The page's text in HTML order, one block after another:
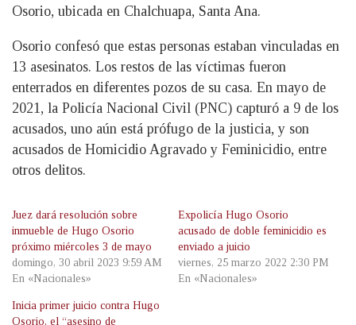
Osorio, ubicada en Chalchuapa, Santa Ana.
Osorio confesó que estas personas estaban vinculadas en
13 asesinatos. Los restos de las víctimas fueron
enterrados en diferentes pozos de su casa. En mayo de
2021, la Policía Nacional Civil (PNC) capturó a 9 de los
acusados, uno aún está prófugo de la justicia, y son
acusados de Homicidio Agravado y Feminicidio, entre
otros delitos.
Juez dará resolución sobre
inmueble de Hugo Osorio
próximo miércoles 3 de mayo
domingo, 30 abril 2023 9:59 AM
En «Nacionales»
Expolicía Hugo Osorio
acusado de doble feminicidio es
enviado a juicio
viernes, 25 marzo 2022 2:30 PM
En «Nacionales»
Inicia primer juicio contra Hugo
Osorio, el “asesino de